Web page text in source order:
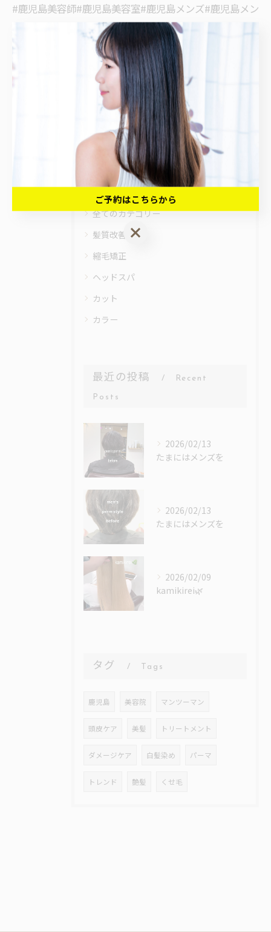
#鹿児島美容師#鹿児島美容室#鹿児島メンズ#鹿児島メン
ズパーマ#鹿児島メンズスタイル
一覧に戻る
カテゴリー Categories
全てのカテゴリー
髪質改善
縮毛矯正
ヘッドスパ
カット
カラー
最近の投稿 Recent
Posts
2026/02/13
たまにはメンズを
2026/02/13
たまにはメンズを
2026/02/09
kamikirei🌿
タグ Tags
鹿児島 美容院 マンツーマン
頭皮ケア 美髪 トリートメント
ダメージケア 白髪染め パーマ
トレンド 艶髪 くせ毛
ご予約はこちらから
ご予約はこちらから